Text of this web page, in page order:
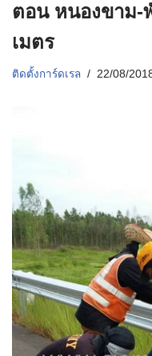
ตอน หนองขาม-
เมตร
ติดตั้งการ์ดเรล 22/08/